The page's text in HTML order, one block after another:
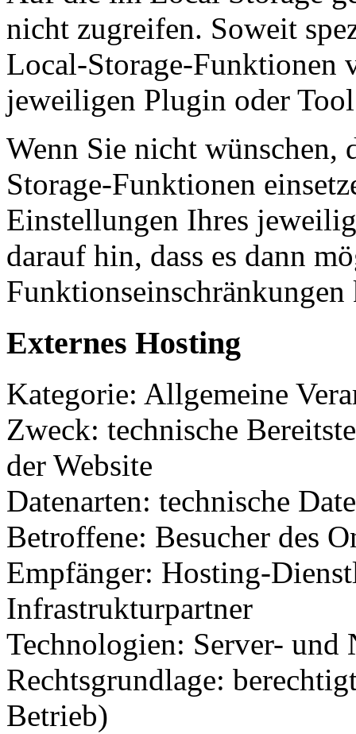
nicht zugreifen. Soweit
Local-Storage-Funktionen
jeweiligen Plugin oder
Wenn Sie nicht wünschen,
Storage-Funktionen
Einstellungen Ihres
darauf hin, dass es dann
Externes Hosting
Kategorie: Allgemeine
Zweck: technische
der Website
Datenarten: technische
Betroffene: Besucher des
Empfänger: Hosting-
Infrastrukturpartner
Technologien: Server-
Rechtsgrundlage:
Betrieb)